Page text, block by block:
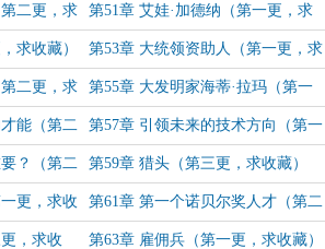
更，求订阅）
二更，求 第51章 艾娃·加德纳（第一更，求
票）
求收藏） 第53章 大统领资助人（第一更，求
收藏）
二更，求 第55章 大发明家海蒂·拉玛（第一
更，求收藏）
能（第二 第57章 引领未来的技术方向（第一
更，求收藏）
？（第二 第59章 猎头（第三更，求收藏）
更，求收 第61章 第一个诺贝尔奖人才（第二
更，求收藏）
，求收 第63章 雇佣兵（第一更，求收藏）